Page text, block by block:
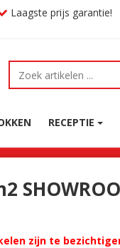
Laagste prijs garantie!
RECEPTIE
zijn te